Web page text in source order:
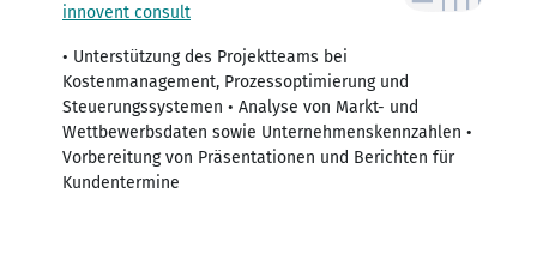
innovent consult
• Unterstützung des Projektteams bei
Kostenmanagement, Prozessoptimierung und
Steuerungssystemen • Analyse von Markt- und
Wettbewerbsdaten sowie Unternehmenskennzahlen •
Vorbereitung von Präsentationen und Berichten für
Kundentermine